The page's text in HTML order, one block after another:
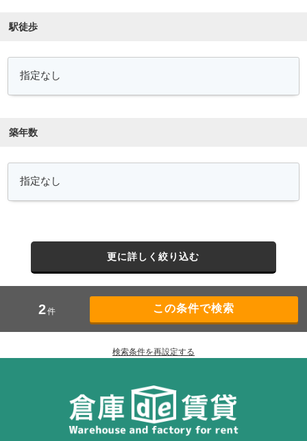
駅徒歩
築年数
更に詳しく絞り込む
2件
検索条件を再設定する